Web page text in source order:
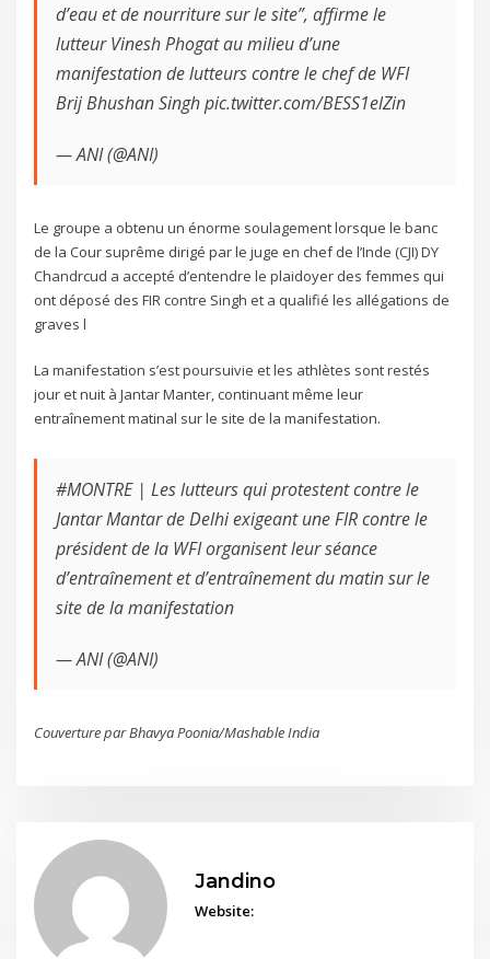
d’eau et de nourriture sur le site”, affirme le
lutteur Vinesh Phogat au milieu d’une
manifestation de lutteurs contre le chef de WFI
Brij Bhushan Singh pic.twitter.com/BESS1elZin
— ANI (@ANI)
Le groupe a obtenu un énorme soulagement lorsque le banc
de la Cour suprême dirigé par le juge en chef de l’Inde (CJI) DY
Chandrcud a accepté d’entendre le plaidoyer des femmes qui
ont déposé des FIR contre Singh et a qualifié les allégations de
graves l
La manifestation s’est poursuivie et les athlètes sont restés
jour et nuit à Jantar Manter, continuant même leur
entraînement matinal sur le site de la manifestation.
#MONTRE | Les lutteurs qui protestent contre le
Jantar Mantar de Delhi exigeant une FIR contre le
président de la WFI organisent leur séance
d’entraînement et d’entraînement du matin sur le
site de la manifestation
— ANI (@ANI)
Couverture par Bhavya Poonia/Mashable India
Jandino
Website: